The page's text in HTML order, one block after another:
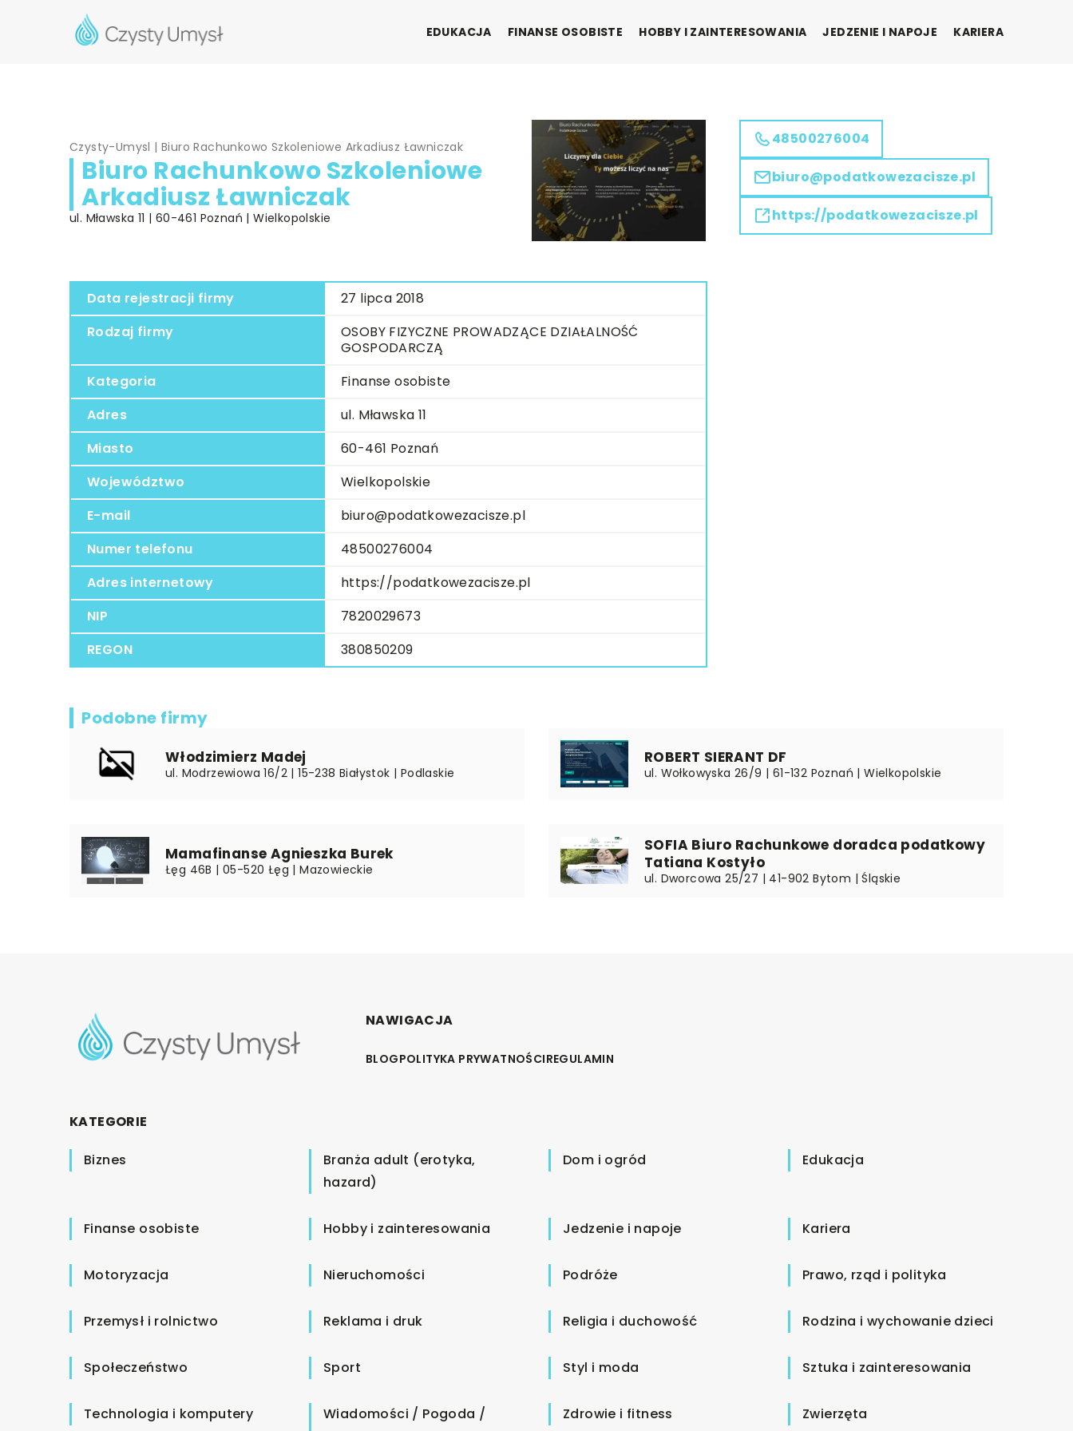
EDUKACJA FINANSE OSOBISTE HOBBY I ZAINTERESOWANIA JEDZENIE I NAPOJE KARIERA
Czysty-Umysl |Biuro Rachunkowo Szkoleniowe Arkadiusz Ławniczak
Biuro Rachunkowo Szkoleniowe
Arkadiusz Ławniczak
ul. Mławska 11 | 60-461 Poznań | Wielkopolskie
Data rejestracji firmy
27 lipca 2018
Rodzaj firmy
OSOBY FIZYCZNE PROWADZĄCE DZIAŁALNOŚĆ
GOSPODARCZĄ
Kategoria
Finanse osobiste
Adres
ul. Mławska 11
Miasto
60-461 Poznań
Województwo
Wielkopolskie
E-mail
biuro@podatkowezacisze.pl
Numer telefonu
48500276004
Adres internetowy
https://podatkowezacisze.pl
NIP
7820029673
REGON
380850209
48500276004
biuro@podatkowezacisze.pl
https://podatkowezacisze.pl
Podobne firmy
Włodzimierz Madej
ul. Modrzewiowa 16/2 | 15-238 Białystok | Podlaskie
ROBERT SIERANT DF
ul. Wołkowyska 26/9 | 61-132 Poznań | Wielkopolskie
Mamafinanse Agnieszka Burek
Łęg 46B | 05-520 Łęg | Mazowieckie
SOFIA Biuro Rachunkowe doradca podatkowy
Tatiana Kostyło
ul. Dworcowa 25/27 | 41-902 Bytom | Śląskie
NAWIGACJA
BLOGPOLITYKA PRYWATNOŚCIREGULAMIN
KATEGORIE
Biznes
Branża adult (erotyka,
hazard)
Dom i ogród Edukacja
Finanse osobiste Hobby i zainteresowania Jedzenie i napoje Kariera
Motoryzacja Nieruchomości Podróże Prawo, rząd i polityka
Przemysł i rolnictwo Reklama i druk Religia i duchowość Rodzina i wychowanie dzieci
Społeczeństwo Sport Styl i moda Sztuka i zainteresowania
Technologia i komputery
Wiadomości / Pogoda /
Zdrowie i fitness Zwierzęta